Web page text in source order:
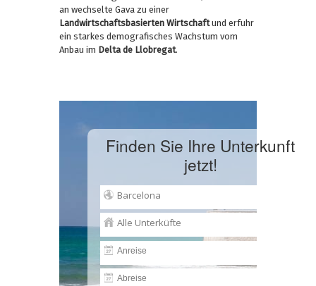
an wechselte Gava zu einer
Landwirtschaftsbasierten Wirtschaftund erfuhr
ein starkes demografisches Wachstum vom
Anbau im Delta de Llobregat.
Finden Sie Ihre Unterkunft
jetzt!